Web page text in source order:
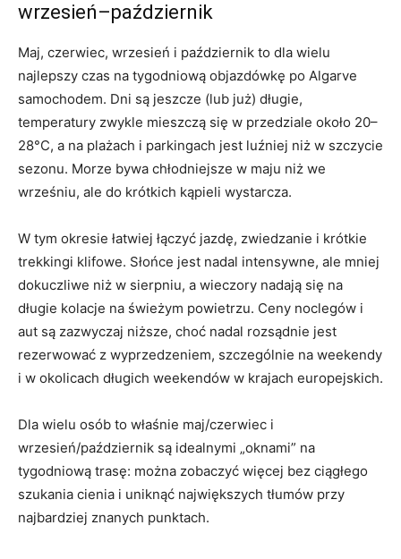
wrzesień–październik
Maj, czerwiec, wrzesień i październik to dla wielu
najlepszy czas na tygodniową objazdówkę po Algarve
samochodem. Dni są jeszcze (lub już) długie,
temperatury zwykle mieszczą się w przedziale około 20–
28°C, a na plażach i parkingach jest luźniej niż w szczycie
sezonu. Morze bywa chłodniejsze w maju niż we
wrześniu, ale do krótkich kąpieli wystarcza.
W tym okresie łatwiej łączyć jazdę, zwiedzanie i krótkie
trekkingi klifowe. Słońce jest nadal intensywne, ale mniej
dokuczliwe niż w sierpniu, a wieczory nadają się na
długie kolacje na świeżym powietrzu. Ceny noclegów i
aut są zazwyczaj niższe, choć nadal rozsądnie jest
rezerwować z wyprzedzeniem, szczególnie na weekendy
i w okolicach długich weekendów w krajach europejskich.
Dla wielu osób to właśnie maj/czerwiec i
wrzesień/październik są idealnymi „oknami” na
tygodniową trasę: można zobaczyć więcej bez ciągłego
szukania cienia i uniknąć największych tłumów przy
najbardziej znanych punktach.